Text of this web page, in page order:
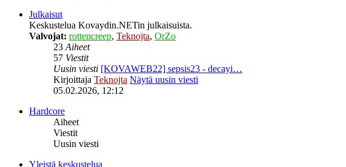
Julkaisut
Keskustelua Kovaydin.NETin julkaisuista.
Valvojat: rottencreep, Teknojta, OrZo
23Aiheet
57 Viestit
Uusin viesti [KOVAWEB22] sepsis23 - decayi…
Kirjoittaja Teknojta Näytä uusin viesti
05.02.2026, 12:12
Hardcore
Aiheet
Viestit
Uusin viesti
Yleistä keskustelua